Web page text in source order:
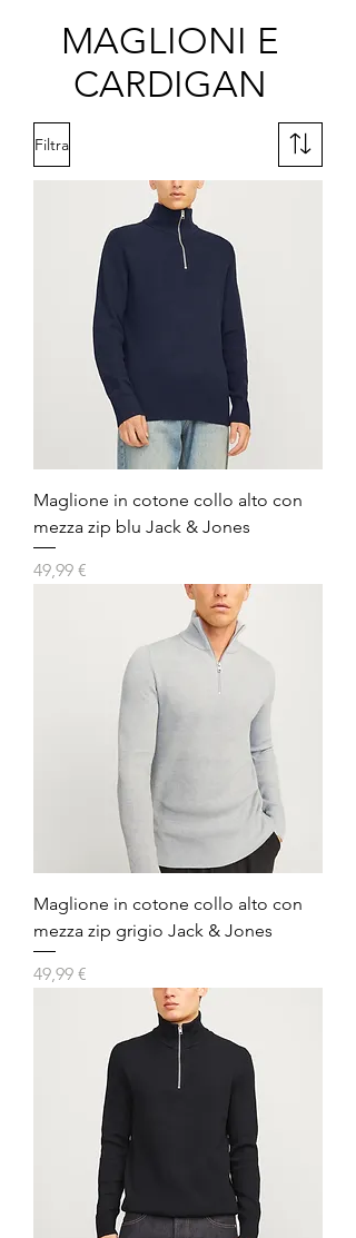
MAGLIONI E
CARDIGAN
Filtra
Maglione in cotone collo alto con
mezza zip blu Jack & Jones
Prezzo
49,99 €
Maglione in cotone collo alto con
mezza zip grigio Jack & Jones
Prezzo
49,99 €